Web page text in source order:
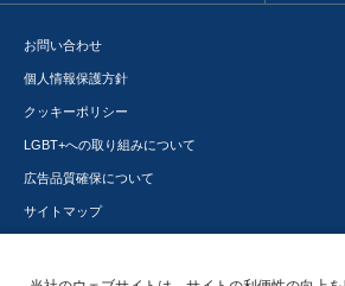
お問い合わせ
個人情報保護方針
クッキーポリシー
LGBT+への取り組みについて
広告品質確保について
サイトマップ
サステナビリティ